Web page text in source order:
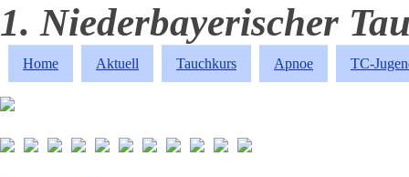
1. Niederbayerischer
Home Aktuell Tauchkurs Apnoe TC-